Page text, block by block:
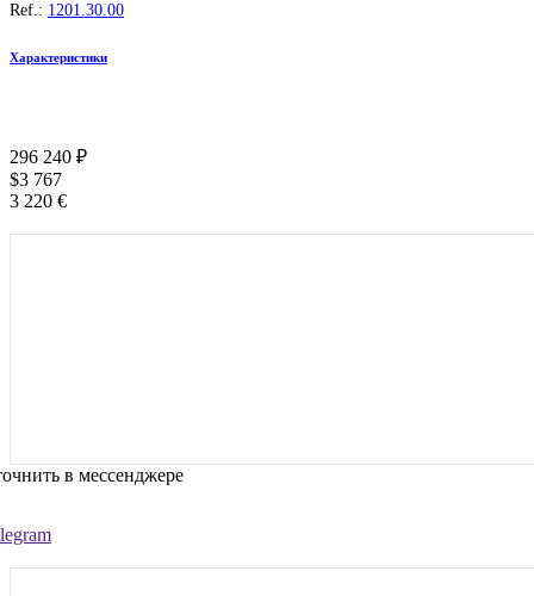
Ref.: 1201.30.00
Характеристики
296 240 ₽
$3 767
3 220 €
в мессенджере